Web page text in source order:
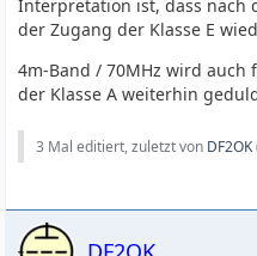
Interpretation ist, dass nach
der Zugang der Klasse E
4m-Band / 70MHz wird auch
der Klasse A weiterhin
3 Mal editiert, zuletzt von DF2OK